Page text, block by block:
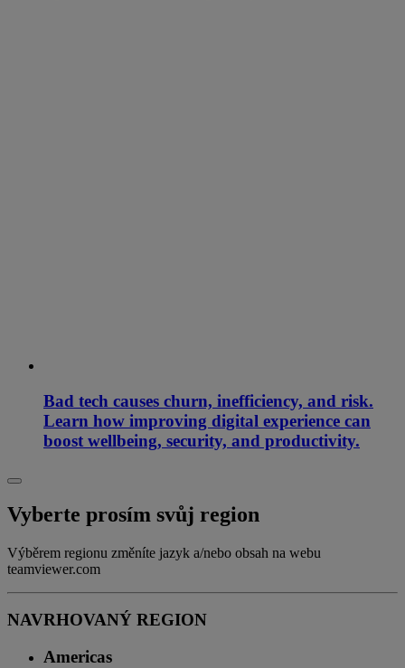
Bad tech causes churn, inefficiency, and risk.
Learn how improving digital experience can
boost wellbeing, security, and productivity.
Vyberte prosím svůj region
Výběrem regionu změníte jazyk a/nebo obsah na webu
teamviewer.com
NAVRHOVANÝ REGION
Americas